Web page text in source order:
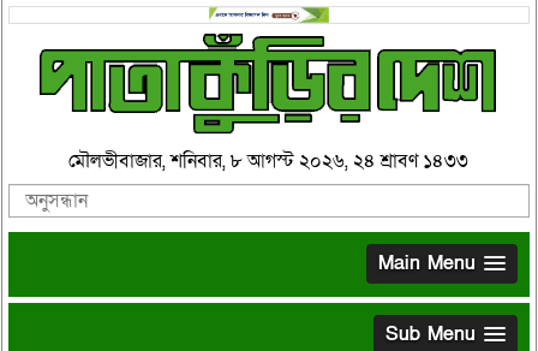
মৌলভীবাজার, শনিবার, ৮ আগস্ট ২০২৬, ২৪ শ্রাবণ ১৪৩৩
Main Menu
Sub Menu